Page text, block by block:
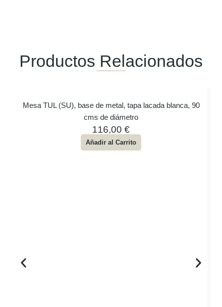
Productos Relacionados
Mesa TUL (SU), base de metal, tapa lacada blanca, 90
cms de diámetro
116,00 €
Añadir al Carrito